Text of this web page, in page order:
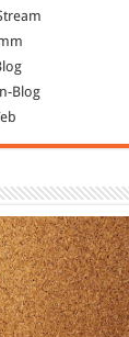
Blog